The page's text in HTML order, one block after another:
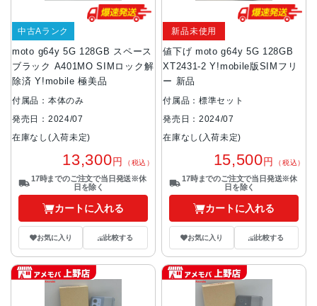
moto g64y 5G 128GB スペース
ブラック A401MO SIMロック解
除済 Y!mobile 極美品
中古Aランク
付属品：本体のみ
発売日：2024/07
在庫なし(入荷未定)
13,300円 （税込）
17時までのご注文で当日発送※休
日を除く
カートに入れる
お気に入り 比較する
値下げ moto g64y 5G 128GB
XT2431-2 Y!mobile版SIMフリ
ー 新品
新品未使用
付属品：標準セット
発売日：2024/07
在庫なし(入荷未定)
15,500円 （税込）
17時までのご注文で当日発送※休
日を除く
カートに入れる
お気に入り 比較する